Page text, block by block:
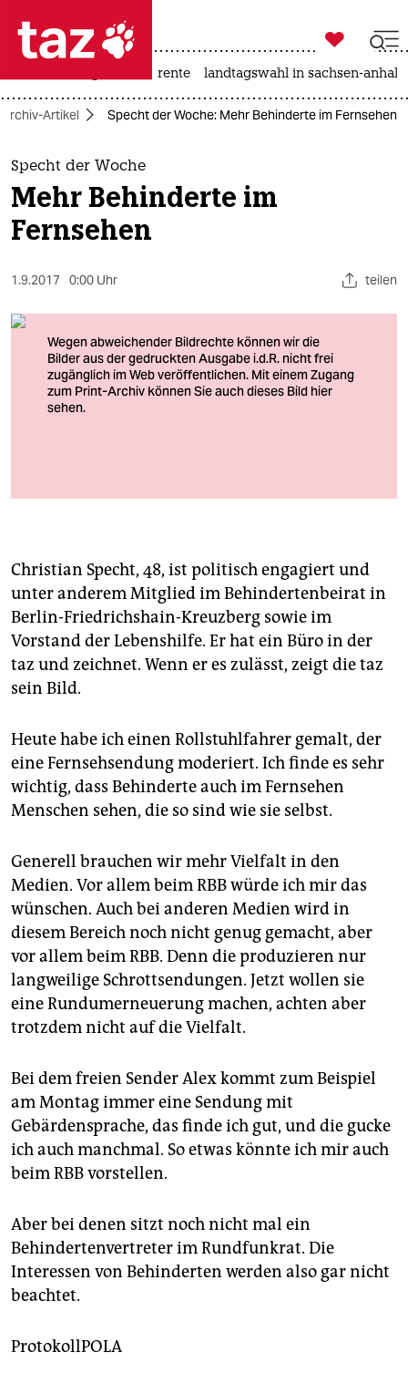
 taz zahl ich
taz zahl ich
themen
politik
öko
gesellschaft
kultur
sport
berlin
verlag
veranstaltungen
shop
fragen & hilfe
abo
genossenschaft
epaper login

taz zahl ich
rente landtagswahl in sachsen-anhalt
Archiv-Artikel Specht der Woche: Mehr Behinderte im Fernsehen
Specht der Woche
Mehr Behinderte im
Fernsehen
1.9.2017 0:00 Uhr teilen
Christian Specht, 48, ist politisch engagiert und
unter anderem Mitglied im Behindertenbeirat in
Berlin-Friedrichshain-Kreuzberg sowie im
Vorstand der Lebenshilfe. Er hat ein Büro in der
taz und zeichnet. Wenn er es zulässt, zeigt die taz
sein Bild.
Heute habe ich einen Rollstuhlfahrer gemalt, der
eine Fernsehsendung moderiert. Ich finde es sehr
wichtig, dass Behinderte auch im Fernsehen
Menschen sehen, die so sind wie sie selbst.
Generell brauchen wir mehr Vielfalt in den
Medien. Vor allem beim RBB würde ich mir das
wünschen. Auch bei anderen Medien wird in
diesem Bereich noch nicht genug gemacht, aber
vor allem beim RBB. Denn die produzieren nur
langweilige Schrottsendungen. Jetzt wollen sie
eine Rundumerneuerung machen, achten aber
trotzdem nicht auf die Vielfalt.
Bei dem freien Sender Alex kommt zum Beispiel
am Montag immer eine Sendung mit
Gebärdensprache, das finde ich gut, und die gucke
ich auch manchmal. So etwas könnte ich mir auch
beim RBB vorstellen.
Aber bei denen sitzt noch nicht mal ein
Behindertenvertreter im Rundfunkrat. Die
Interessen von Behinderten werden also gar nicht
beachtet.
ProtokollPOLA